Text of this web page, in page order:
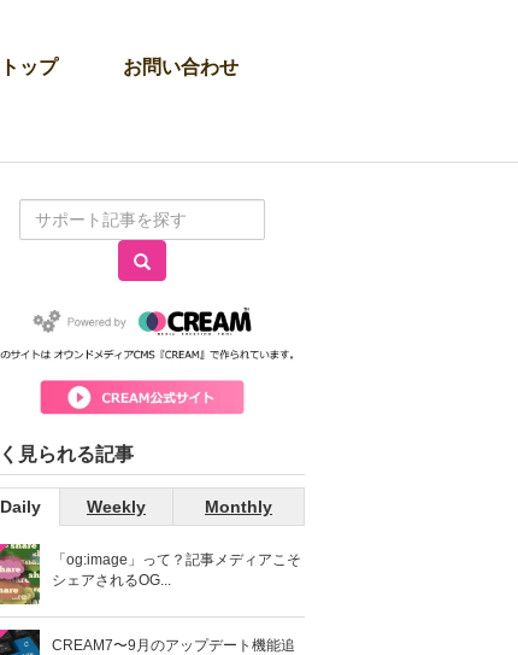
ップ お問い合わせ
見られる記事
Daily Weekly Monthly
「og:image」って？記事メディアこそ
シェアされるOG...
CREAM7〜9月のアップデート機能追